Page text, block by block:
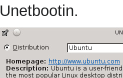
Unetbootin.